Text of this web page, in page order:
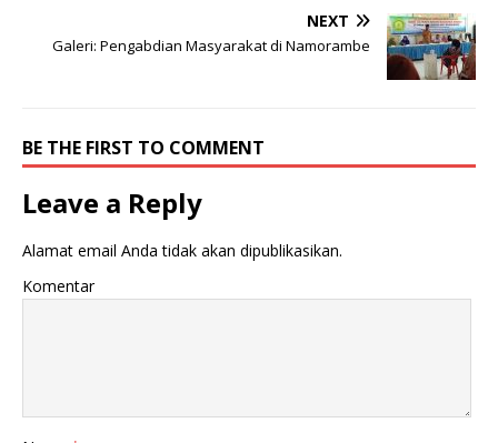
NEXT
Galeri: Pengabdian Masyarakat di Namorambe
BE THE FIRST TO COMMENT
Leave a Reply
Alamat email Anda tidak akan dipublikasikan.
Komentar